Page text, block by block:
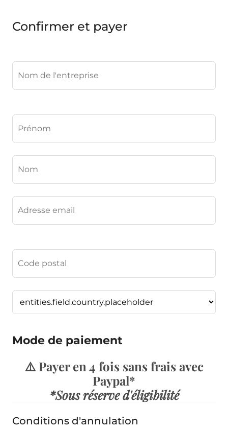
Confirmer et payer
Mode de paiement
⚠️ Payer en 4 fois sans frais avec
Paypal*
*Sous réserve d'éligibilité
Conditions d'annulation